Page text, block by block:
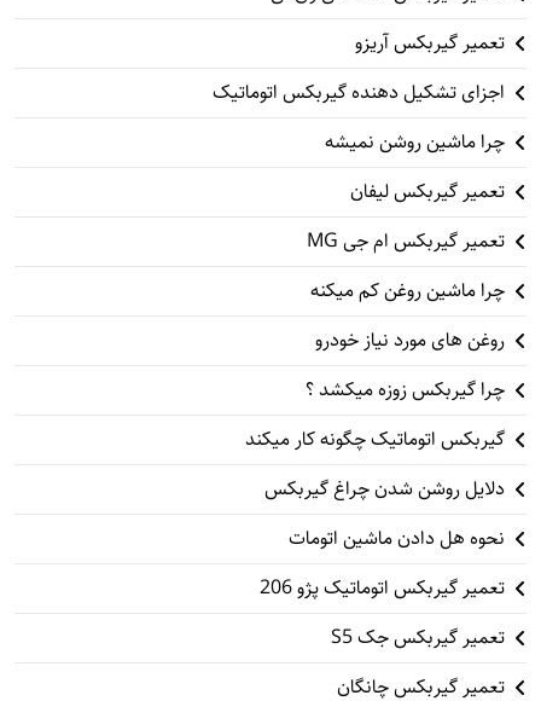
تعمیر گیربکس آریزو
اجزای تشکیل دهنده گیربکس اتوماتیک
چرا ماشین روشن نمیشه
تعمیر گیربکس لیفان
تعمیر گیربکس ام جی MG
چرا ماشین روغن کم میکنه
روغن های مورد نیاز خودرو
چرا گیربکس زوزه میکشد ؟
گیربکس اتوماتیک چگونه کار میکند
دلایل روشن شدن چراغ گیربکس
نحوه هل دادن ماشین اتومات
تعمیر گیربکس اتوماتیک پژو 206
تعمیر گیربکس جک S5
تعمیر گیربکس چانگان